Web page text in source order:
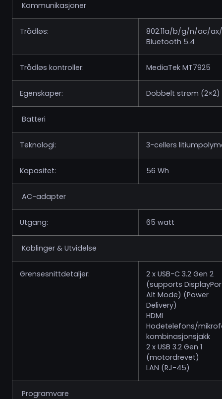
Kommunikasjoner
Trådløs:
802.11a/b/g/n/ac/
Bluetooth 5.4
Trådløs kontroller: MediaTek MT7925
Egenskaper: Dobbelt strøm (2×2)
Batteri
Teknologi: 3-cellers
Kapasitet: 56 Wh
AC-adapter
Utgang: 65 watt
Koblinger & Utvidelse
Grensesnittdetaljer:
2 x USB-C 3.2 Gen 2
(supports
Alt Mode) (Power
Delivery)
HDMI
Hodetelefons/
kombinasjonsjakk
2 x USB 3.2 Gen 1
(motordrevet)
LAN (RJ-45)
Programvare